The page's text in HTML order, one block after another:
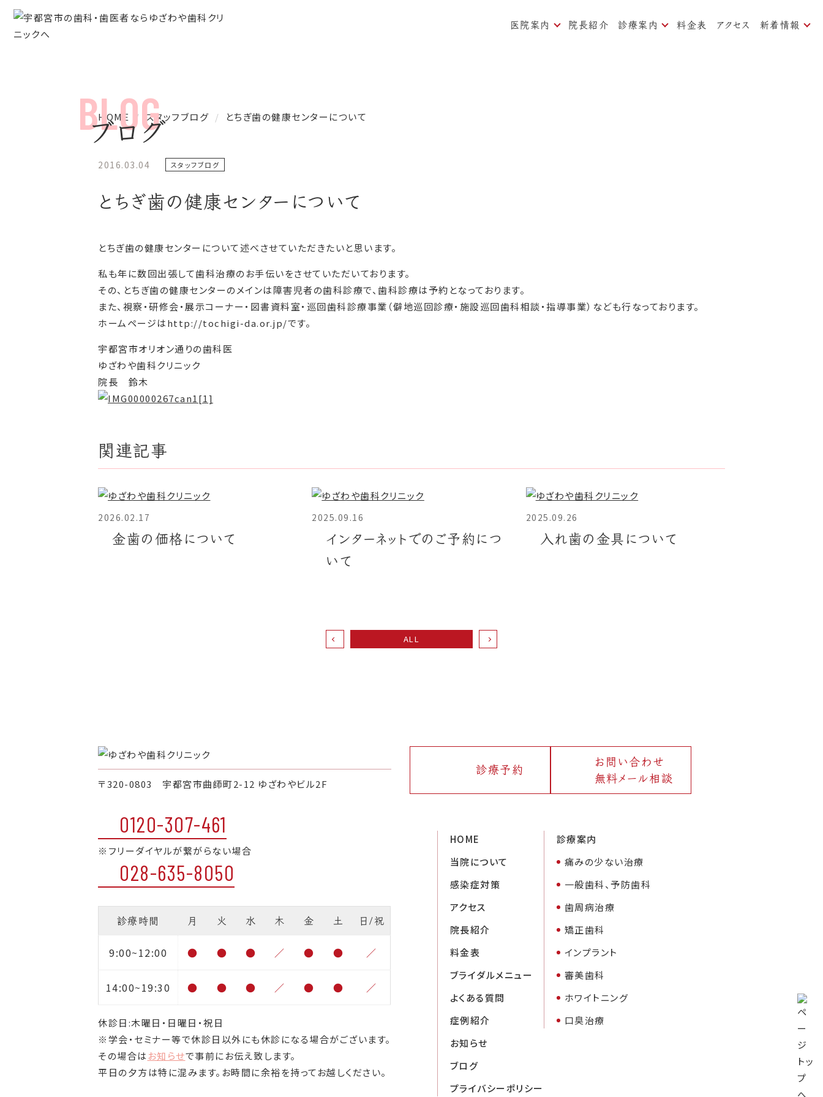
医院案内 院長紹介 診療案内 料金表 アクセス 新着情報
ブログ
HOME スタッフブログ とちぎ歯の健康センターについて
2016.03.04 スタッフブログ
とちぎ歯の健康センターについて
とちぎ歯の健康センターについて述べさせていただきたいと思います。
私も年に数回出張して歯科治療のお手伝いをさせていただいております。
その、とちぎ歯の健康センターのメインは障害児者の歯科診療で、歯科診療は予約となっております。
また、視察・研修会・展示コーナー・図書資料室・巡回歯科診療事業（僻地巡回診療・施設巡回歯科相談・指導事業）なども行なっております。
ホームページはhttp://tochigi-da.or.jp/です。
宇都宮市オリオン通りの歯科医
ゆざわや歯科クリニック
院長 鈴木
関連記事
2026.02.17
金歯の価格について
2025.09.16
インターネットでのご予約につ
いて
2025.09.26
入れ歯の金具について
ALL
〒320-0803 宇都宮市曲師町2-12 ゆざわやビル2F
0120-307-461
※フリーダイヤルが繋がらない場合
028-635-8050
診療時間 月 火 水 木 金 土 日/祝
9:00~12:00 ● ● ● ／ ● ● ／
14:00~19:30 ● ● ● ／ ● ● ／
休診日:木曜日・日曜日・祝日
※学会・セミナー等で休診日以外にも休診になる場合がございます。
その場合は お知らせで事前にお伝え致します。
平日の夕方は特に混みます。お時間に余裕を持ってお越しください。
診療予約
お問い合わせ
無料メール相談
HOME
当院について
感染症対策
アクセス
院長紹介
料金表
ブライダルメニュー
よくある質問
症例紹介
お知らせ
ブログ
プライバシーポリシー
診療案内
痛みの少ない治療
一般歯科、予防歯科
歯周病治療
矯正歯科
インプラント
審美歯科
ホワイトニング
口臭治療